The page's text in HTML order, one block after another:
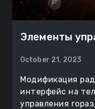
Элементы
October 21, 2023
Модификация
интерфейс на
управления